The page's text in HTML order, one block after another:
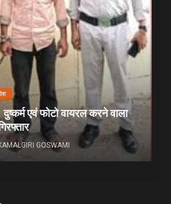
एवं फोटो वायरल करने वाला
GOSWAMI